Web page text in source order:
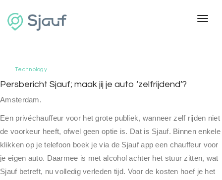
Technology
Persbericht Sjauf; maak jij je auto ‘zelfrijdend’?
Amsterdam.
Een privéchauffeur voor het grote publiek, wanneer zelf rijden niet
de voorkeur heeft, ofwel geen optie is. Dat is Sjauf. Binnen enkele
klikken op je telefoon boek je via de Sjauf app een chauffeur voor
je eigen auto. Daarmee is met alcohol achter het stuur zitten, wat
Sjauf betreft, nu volledig verleden tijd. Voor de kosten hoef je het